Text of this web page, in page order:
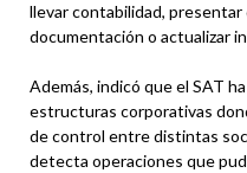
llevar contabilidad,
documentación o actualizar
Además, indicó que el SAT
estructuras corporativas
de control entre distintas
detecta operaciones que